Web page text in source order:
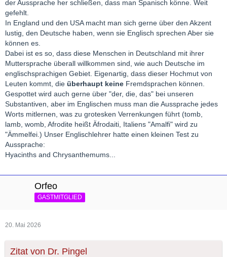
der Aussprache her schließen, dass man Spanisch könne. Weit
gefehlt.
In England und den USA macht man sich gerne über den Akzent
lustig, den Deutsche haben, wenn sie Englisch sprechen Aber sie
können es.
Dabei ist es so, dass diese Menschen in Deutschland mit ihrer
Muttersprache überall willkommen sind, wie auch Deutsche im
englischsprachigen Gebiet. Eigenartig, dass dieser Hochmut von
Leuten kommt, die überhaupt keine Fremdsprachen können.
Gespottet wird auch gerne über "der, die, das" bei unseren
Substantiven, aber im Englischen muss man die Aussprache jedes
Worts mitlernen, was zu grotesken Verrenkungen führt (tomb,
lamb, womb, Afrodite heißt Äfrodaiti, Italiens "Amalfi" wird zu
"Ämmelfei.) Unser Englischlehrer hatte einen kleinen Test zu
Aussprache:
Hyacinths and Chrysanthemums...
Orfeo
GASTMITGLIED
20. Mai 2026
Zitat von Dr. Pingel